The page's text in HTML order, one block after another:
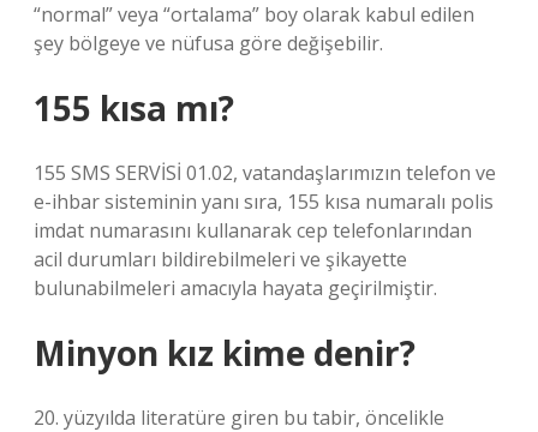
“normal” veya “ortalama” boy olarak kabul edilen
şey bölgeye ve nüfusa göre değişebilir.
155 kısa mı?
155 SMS SERVİSİ 01.02, vatandaşlarımızın telefon ve
e-ihbar sisteminin yanı sıra, 155 kısa numaralı polis
imdat numarasını kullanarak cep telefonlarından
acil durumları bildirebilmeleri ve şikayette
bulunabilmeleri amacıyla hayata geçirilmiştir.
Minyon kız kime denir?
20. yüzyılda literatüre giren bu tabir, öncelikle